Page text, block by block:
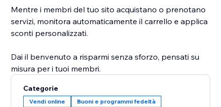
Mentre i membri del tuo sito acquistano o prenotano
servizi, monitora automaticamente il carrello e applica
sconti personalizzati.
Dai il benvenuto a risparmi senza sforzo, pensati su
misura per i tuoi membri.
Categorie
Vendi online Buoni e programmi fedeltà